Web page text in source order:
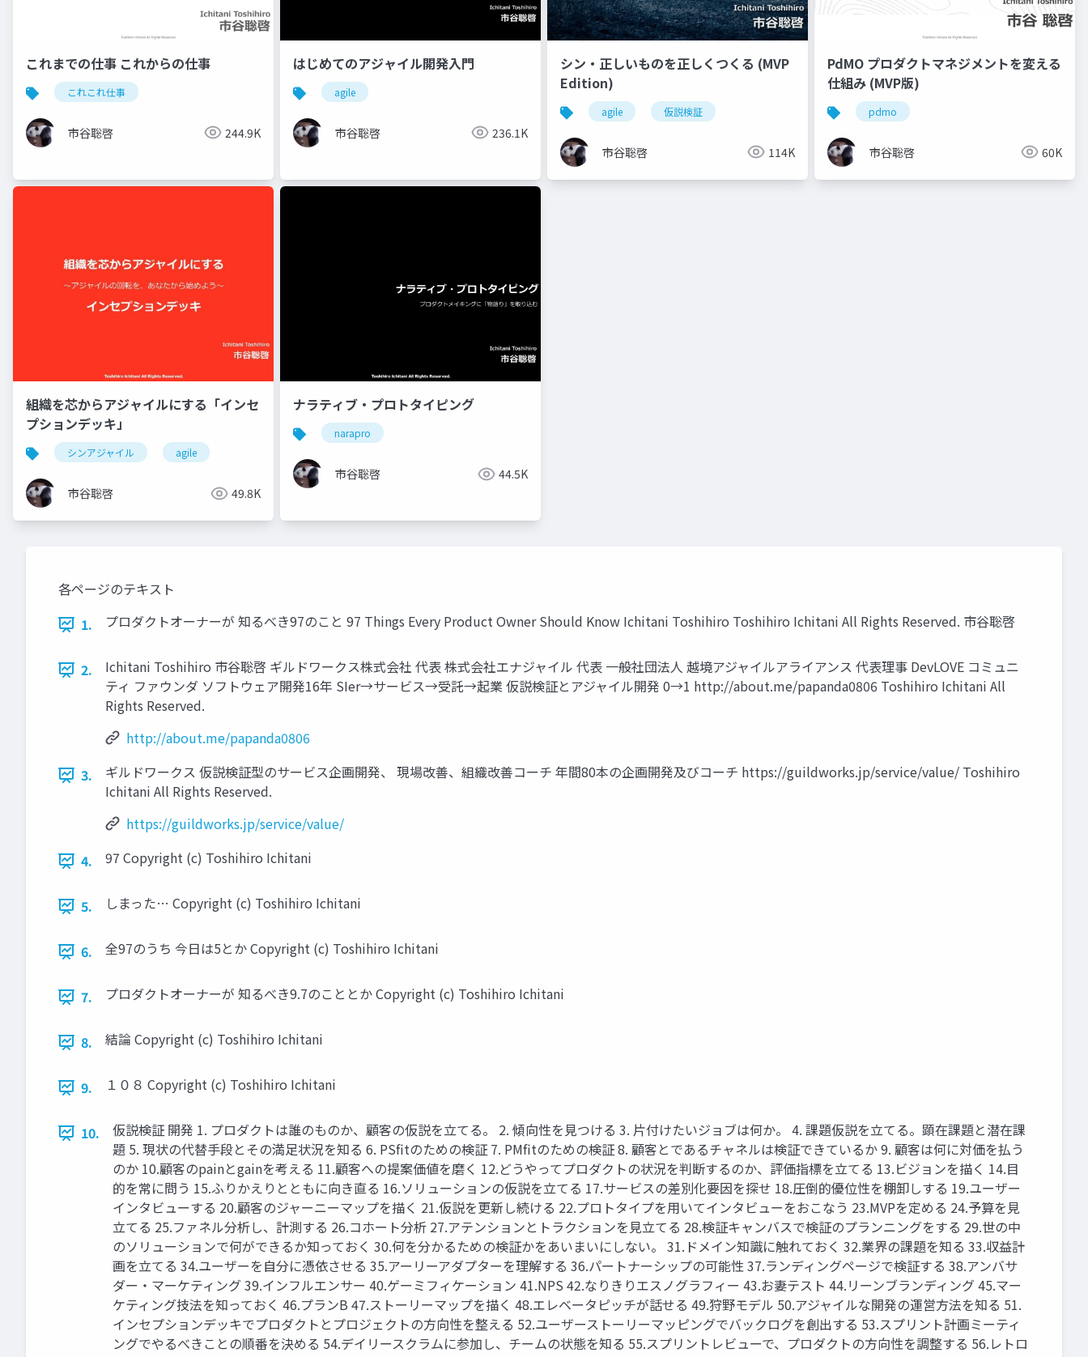
これまでの仕事 これからの仕事
これこれ仕事
市谷聡啓 244.9K
はじめてのアジャイル開発入門
agile
市谷聡啓 236.1K
シン・正しいものを正しくつくる (MVP
Edition)
agile 仮説検証
市谷聡啓 114K
PdMO プロダクトマネジメントを変える
仕組み (MVP版)
pdmo
市谷聡啓 60K
組織を芯からアジャイルにする「インセ
プションデッキ」
シンアジャイル agile
市谷聡啓 49.8K
ナラティブ・プロトタイピング
narapro
市谷聡啓 44.5K
各ページのテキスト
1.
プロダクトオーナーが 知るべき97のこと 97 Things Every Product Owner Should Know Ichitani Toshihiro Toshihiro Ichitani All Rights Reserved. 市⾕聡啓
2.
Ichitani Toshihiro 市⾕聡啓 ギルドワークス株式会社 代表 株式会社エナジャイル 代表 ⼀般社団法⼈ 越境アジャイルアライアンス 代表理事 DevLOVE コミュニ
ティ ファウンダ ソフトウェア開発16年 SIer→サービス→受託→起業 仮説検証とアジャイル開発 0→1 http://about.me/papanda0806 Toshihiro Ichitani All
Rights Reserved.
http://about.me/papanda0806
3.
ギルドワークス 仮説検証型のサービス企画開発、 現場改善、組織改善コーチ 年間80本の企画開発及びコーチ https://guildworks.jp/service/value/ Toshihiro
Ichitani All Rights Reserved.
https://guildworks.jp/service/value/
4.
97 Copyright (c) Toshihiro Ichitani
5. しまった… Copyright (c) Toshihiro Ichitani
6. 全97のうち 今⽇は5とか Copyright (c) Toshihiro Ichitani
7. プロダクトオーナーが 知るべき9.7のこととか Copyright (c) Toshihiro Ichitani
8. 結論 Copyright (c) Toshihiro Ichitani
9. １０８ Copyright (c) Toshihiro Ichitani
10.
仮説検証 開発 1. プロダクトは誰のものか、顧客の仮説を⽴てる。 2. 傾向性を⾒つける 3. ⽚付けたいジョブは何か。 4. 課題仮説を⽴てる。顕在課題と潜在課
題 5. 現状の代替⼿段とその満⾜状況を知る 6. PSﬁtのための検証 7. PMﬁtのための検証 8. 顧客とであるチャネルは検証できているか 9. 顧客は何に対価を払う
のか 10.顧客のpainとgainを考える 11.顧客への提案価値を磨く 12.どうやってプロダクトの状況を判断するのか、評価指標を⽴てる 13.ビジョンを描く 14.⽬
的を常に問う 15.ふりかえりとともに向き直る 16.ソリューションの仮説を⽴てる 17.サービスの差別化要因を探せ 18.圧倒的優位性を棚卸しする 19.ユーザー
インタビューする 20.顧客のジャーニーマップを描く 21.仮説を更新し続ける 22.プロトタイプを⽤いてインタビューをおこなう 23.MVPを定める 24.予算を⾒
⽴てる 25.ファネル分析し、計測する 26.コホート分析 27.アテンションとトラクションを⾒⽴てる 28.検証キャンバスで検証のプランニングをする 29.世の中
のソリューションで何ができるか知っておく 30.何を分かるための検証かをあいまいにしない。 31.ドメイン知識に触れておく 32.業界の課題を知る 33.収益計
画を⽴てる 34.ユーザーを⾃分に憑依させる 35.アーリーアダプターを理解する 36.パートナーシップの可能性 37.ランディングページで検証する 38.アンバサ
ダー・マーケティング 39.インフルエンサー 40.ゲーミフィケーション 41.NPS 42.なりきりエスノグラフィー 43.お妻テスト 44.リーンブランディング 45.マー
ケティング技法を知っておく 46.プランB 47.ストーリーマップを描く 48.エレベータピッチが話せる 49.狩野モデル 50.アジャイルな開発の運営⽅法を知る 51.
インセプションデッキでプロダクトとプロジェクトの⽅向性を整える 52.ユーザーストーリーマッピングでバックログを創出する 53.スプリント計画ミーティ
ングでやるべきことの順番を決める 54.デイリースクラムに参加し、チームの状態を知る 55.スプリントレビューで、プロダクトの⽅向性を調整する 56.レトロ